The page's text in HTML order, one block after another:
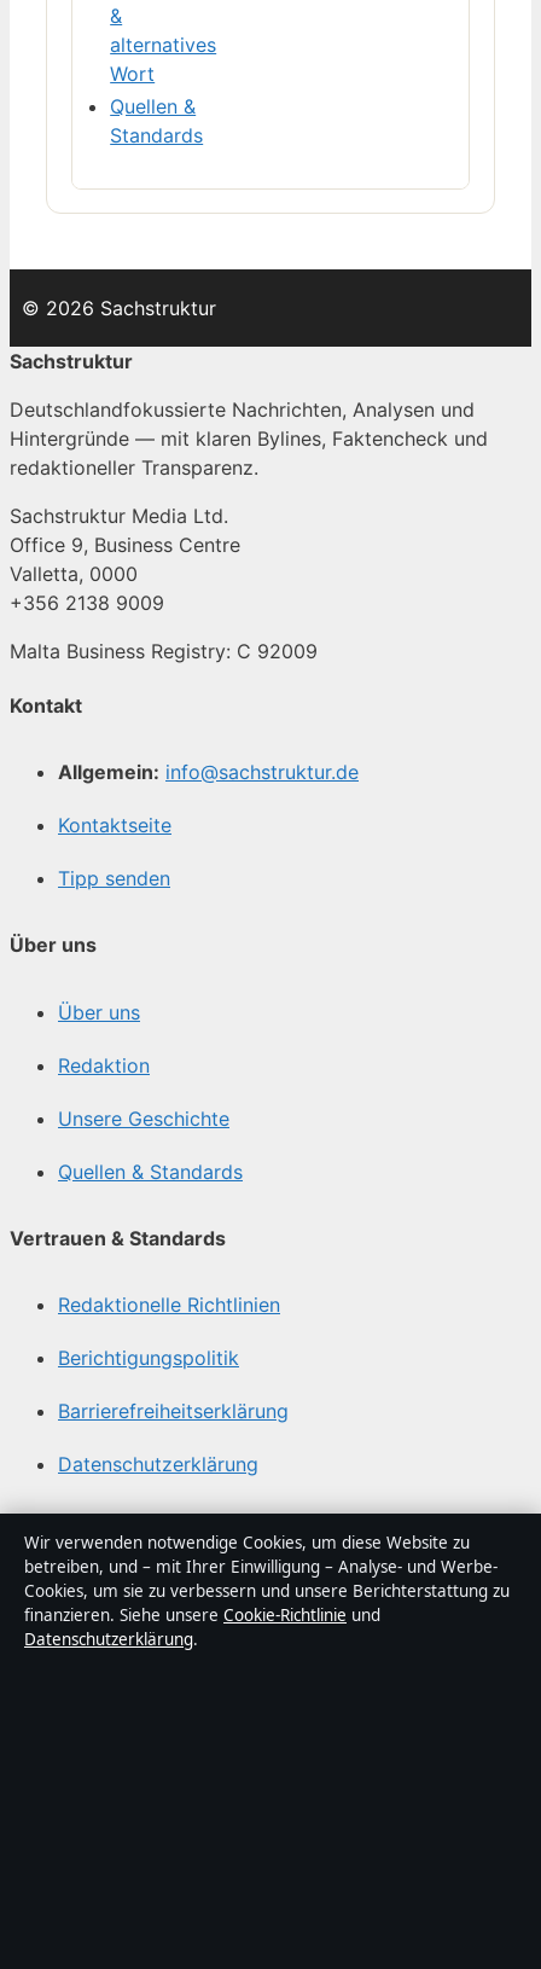
&
alternatives
Wort
Quellen &
Standards
© 2026 Sachstruktur
Sachstruktur
Deutschlandfokussierte Nachrichten, Analysen und
Hintergründe — mit klaren Bylines, Faktencheck und
redaktioneller Transparenz.
Sachstruktur Media Ltd.
Office 9, Business Centre
Valletta, 0000
+356 2138 9009
Malta Business Registry: C 92009
Kontakt
Allgemein: info@sachstruktur.de
Kontaktseite
Tipp senden
Über uns
Über uns
Redaktion
Unsere Geschichte
Quellen & Standards
Vertrauen & Standards
Redaktionelle Richtlinien
Berichtigungspolitik
Barrierefreiheitserklärung
Datenschutzerklärung
Über Sachstruktur in Kürze
Sachstruktur ist ein unabhängiger digitaler
Nachrichtenanbieter mit Fokus auf Politik, Wirtschaft,
Technik und Gesellschaft in Deutschland. Jeder Artikel
Wir verwenden notwendige Cookies, um diese Website zu
betreiben, und – mit Ihrer Einwilligung – Analyse- und Werbe-
Cookies, um sie zu verbessern und unsere Berichterstattung zu
finanzieren. Siehe unsere Cookie-Richtlinie und
Datenschutzerklärung.